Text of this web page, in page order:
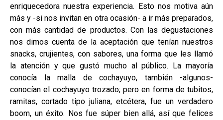
enriquecedora nuestra experiencia. Esto nos motiva aún
más y -si nos invitan en otra ocasión- a ir más preparados,
con más cantidad de productos. Con las degustaciones
nos dimos cuenta de la aceptación que tenían nuestros
snacks, crujientes, con sabores, una forma que les llamó
la atención y que gustó mucho al público. La mayoría
conocía la malla de cochayuyo, también -algunos-
conocían el cochayuyo trozado; pero en forma de tubitos,
ramitas, cortado tipo juliana, etcétera, fue un verdadero
boom, un éxito. Nos fue súper bien allá, así que felices